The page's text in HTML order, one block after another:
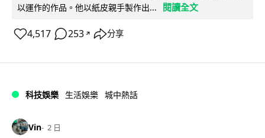
以運作的作品。他以紙皮親手製作出...
閱讀全文
4,517 253 ↗ 分享
科技娛樂 生活娛樂 城中熱話
Vin 2 日